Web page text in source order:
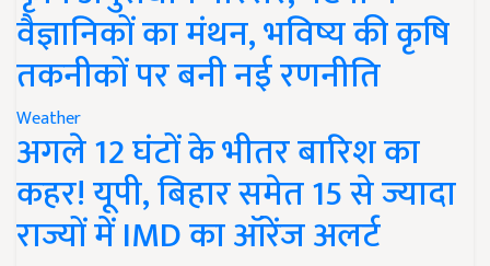
वैज्ञानिकों का मंथन, भविष्य की कृषि
तकनीकों पर बनी नई रणनीति
Weather
अगले 12 घंटों के भीतर बारिश का
कहर! यूपी, बिहार समेत 15 से ज्यादा
राज्यों में IMD का ऑरेंज अलर्ट